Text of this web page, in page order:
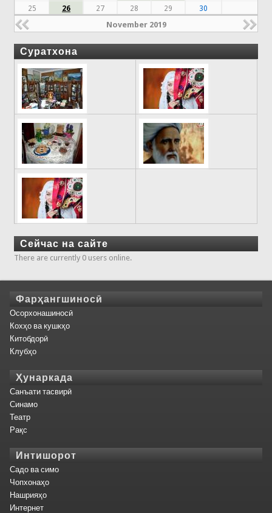
25
26 27 28 29 30
November 2019
Суратхона
Сейчас на сайте
There are currently 0 users online.
Фарҳангшиносӣ
Осорхонашиносӣ
Кохҳо ва кушкҳо
Китобдорӣ
Клубҳо
Ҳунаркада
Санъати тасвирӣ
Синамо
Театр
Рақс
Интишорот
Садо ва симо
Чопхонаҳо
Нашрияҳо
Интернет